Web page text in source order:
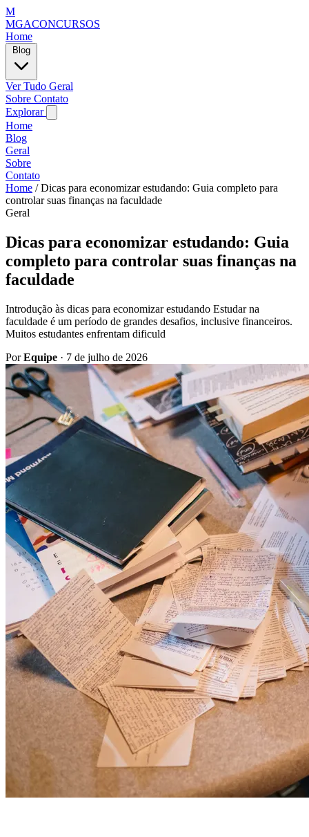
M
MGACONCURSOS
Home
Ver Tudo Geral
Sobre Contato
Explorar
Home
Blog
Geral
Sobre
Contato
Home / Dicas para economizar estudando: Guia completo para
controlar suas finanças na faculdade
Geral
Dicas para economizar estudando: Guia
completo para controlar suas finanças na
faculdade
Introdução às dicas para economizar estudando Estudar na
faculdade é um período de grandes desafios, inclusive financeiros.
Muitos estudantes enfrentam dificuld
PorEquipe · 7 de julho de 2026